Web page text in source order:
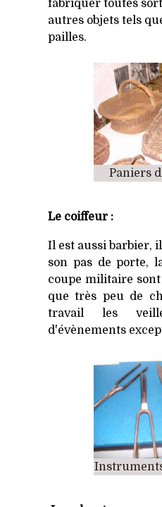
fabriquer toutes
autres objets tels
pailles.
Paniers
Le coiffeur :
Il est aussi barbier,
son pas de porte,
coupe militaire
que très peu de
travail les
d'évènements